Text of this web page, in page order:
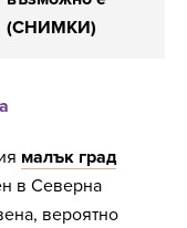
(СНИМКИ)
малък град
в Северна
вероятно